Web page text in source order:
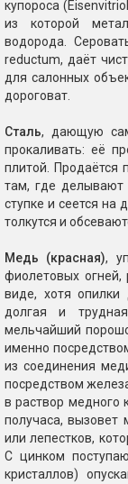
купороса
из которой
водорода.
reductum, даёт
для салонных
дороговат.
Сталь, дающую
прокаливать: её
плитой. Продаётся
там, где делывают
ступке и сеется на
толкутся и
Медь (красная),
фиолетовых
виде, хотя
долгая и
мельчайший
именно
из соединения
посредством
в раствор медного
получаса, вызовет
или лепестков,
С цинком
кристаллов)